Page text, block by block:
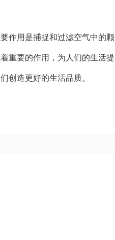
作用是捕捉和过滤空气中的颗
重要的作用，为人们的生活提
创造更好的生活品质。